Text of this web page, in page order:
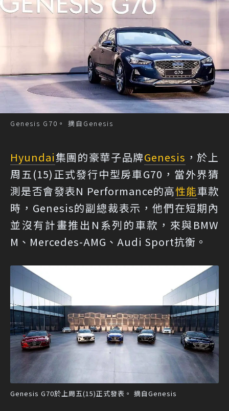
Genesis G70。 摘自Genesis
Hyundai集團的豪華子品牌Genesis ，於上
周五(15)正式發行中型房車G70，當外界猜
測是否會發表N Performance的高性能車款
時，Genesis的副總裁表示，他們在短期內
並沒有計畫推出N系列的車款，來與BMW
M、Mercedes-AMG、Audi Sport抗衡。
Genesis G70於上周五(15)正式發表。 摘自Genesis